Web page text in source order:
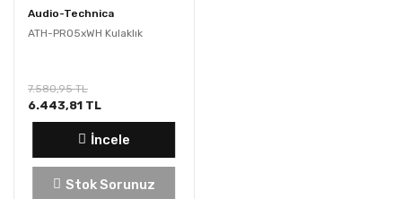
Audio-Technica
ATH-PRO5xWH Kulaklık
7.580,95 TL
6.443,81 TL
İncele
Stok Sorunuz